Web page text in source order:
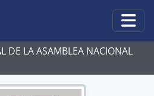
DE LA ASAMBLEA NACIONAL